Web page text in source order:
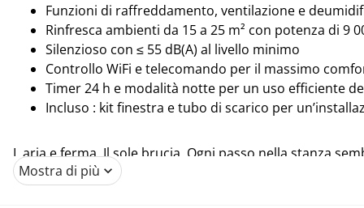
Funzioni di raffreddamento, ventilazione e
Rinfresca ambienti da 15 a 25 m² con potenza di 9
Silenzioso con ≤ 55 dB(A) al livello minimo
Controllo WiFi e telecomando per il massimo
Timer 24 h e modalità notte per un uso efficiente
Incluso : kit finestra e tubo di scarico per
L aria e ferma. Il sole brucia. Ogni passo nella stanza
pazienza, concentrarsi un eccezione. Il Trisa "Cool Mate
Mostra di più